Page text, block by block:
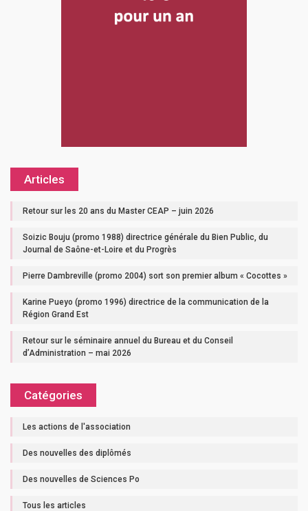
Articles
Retour sur les 20 ans du Master CEAP – juin 2026
Soizic Bouju (promo 1988) directrice générale du Bien Public, du
Journal de Saône-et-Loire et du Progrès
Pierre Dambreville (promo 2004) sort son premier album « Cocottes »
Karine Pueyo (promo 1996) directrice de la communication de la
Région Grand Est
Retour sur le séminaire annuel du Bureau et du Conseil
d’Administration – mai 2026
Catégories
Les actions de l'association
Des nouvelles des diplômés
Des nouvelles de Sciences Po
Tous les articles